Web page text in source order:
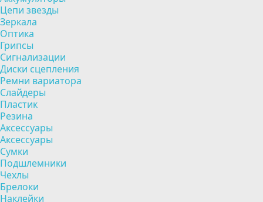
Цепи звезды
Зеркала
Оптика
Грипсы
Сигнализации
Диски сцепления
Ремни вариатора
Слайдеры
Пластик
Резина
Аксессуары
Аксессуары
Сумки
Подшлемники
Чехлы
Брелоки
Наклейки